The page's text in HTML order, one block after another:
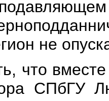
не
что
СПбГУ